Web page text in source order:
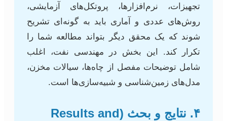
تجهیزات، نرم‌افزارها، پروتکل‌های آزمایشی،
روش‌های عددی و آماری باید به گونه‌ای تشریح
شوند که یک محقق دیگر بتواند مطالعه شما را
تکرار کند. این بخش در مهندسی نفت، اغلب
شامل توضیحات مفصل از چاه‌ها، سیالات مخزن،
مدل‌های زمین‌شناسی و شبیه‌سازی‌ها است.
۴. نتایج و بحث (Results and